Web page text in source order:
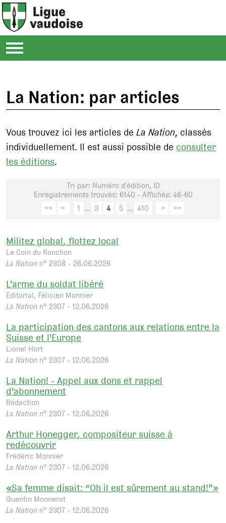
La Nation: par articles
Vous trouvez ici les articles deLa Nation, classés
individuellement. Il est aussi possible deconsulter
les éditions.
Tri par: Numéro d'édition, ID
Enregistrements trouvés: 6140 - Affichés: 46-60
<<
< 1 ... 3 4 5 ... 410 > >>
Militez global, flottez local
Le Coin du Ronchon
La Nation n° 2308 - 26.06.2026
L'arme du soldat libéré
Editorial, Félicien Monnier
La Nation n° 2307 - 12.06.2026
La participation des cantons aux relations entre la
Suisse et l'Europe
Lionel Hort
La Nation n° 2307 - 12.06.2026
La Nation! - Appel aux dons et rappel
d'abonnement
Rédaction
La Nation n° 2307 - 12.06.2026
Arthur Honegger, compositeur suisse à
redécouvrir
Frédéric Monnier
La Nation n° 2307 - 12.06.2026
«Sa femme disait: “Oh il est sûrement au stand!”»
Quentin Monnerat
La Nation n° 2307 - 12.06.2026